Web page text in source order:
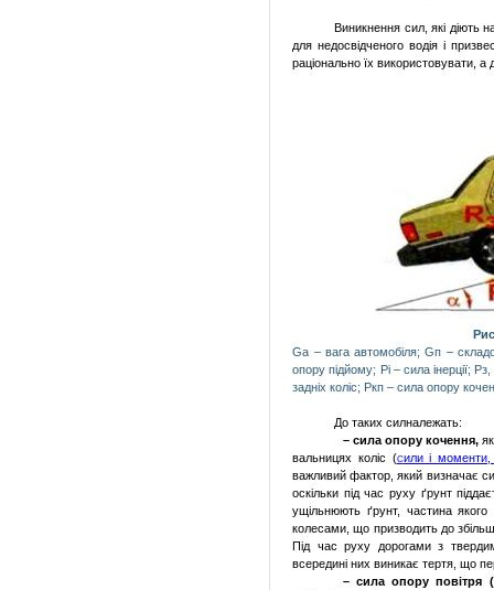
Виникнення сил, які діють
для недосвідченого водія і
раціонально їх використовувати,
Ga – вага автомобіля;Gп –
опору підйому; Рі – сила інерції;
задніх коліс; Ркп – сила опору
До таких силналежать:
– сила опору кочення,
вальницях коліс (Сили і моменти,
важливий фактор, який визначає
оскільки під час руху ґрунт
ущільнюють ґрунт, частина
колесами, що призводить до
Під час руху дорогами з
всередині них виникає тертя, що
– сила опору повітря